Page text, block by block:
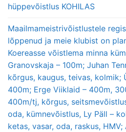
hüppevõistlus KOHILAS
Maailmameistrivõistlustele
lõppenud ja meie klubist on
Koereasse võistlema minna
Granovskaja – 100m; Juhan
kõrgus, kaugus, teivas, kolmik;
400m; Erge Viiklaid – 400m,
400m/tj, kõrgus,
oda, kümnevõistlus, Ly Päll –
ketas, vasar, oda, raskus,